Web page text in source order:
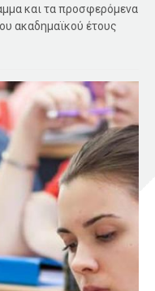
και τα προσφερόμενα
ακαδημαϊκού έτους